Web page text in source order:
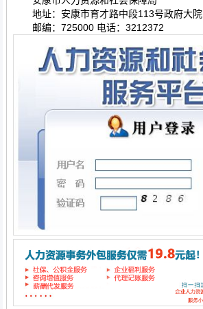
地址：安康市育才路中段113号政府大院
邮编：725000 电话：3212372